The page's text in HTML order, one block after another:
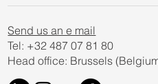
Send us an e mail
Tel: +32 487 07 81 80
Head office: Brussels